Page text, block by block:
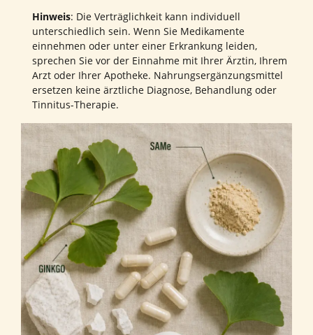
Hinweis: Die Verträglichkeit kann individuell
unterschiedlich sein. Wenn Sie Medikamente
einnehmen oder unter einer Erkrankung leiden,
sprechen Sie vor der Einnahme mit Ihrer Ärztin, Ihrem
Arzt oder Ihrer Apotheke. Nahrungsergänzungsmittel
ersetzen keine ärztliche Diagnose, Behandlung oder
Tinnitus-Therapie.